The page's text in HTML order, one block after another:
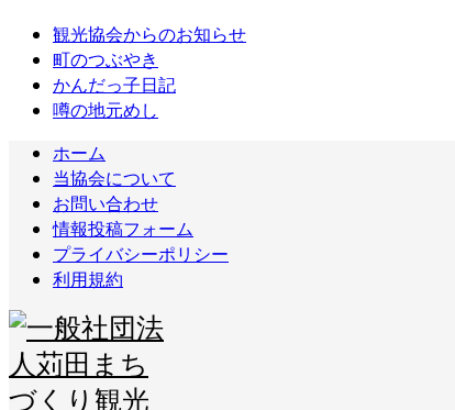
観光協会からのお知らせ
町のつぶやき
かんだっ子日記
噂の地元めし
ホーム
当協会について
お問い合わせ
情報投稿フォーム
プライバシーポリシー
利用規約